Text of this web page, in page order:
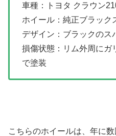
車種：トヨタ クラウン
ホイール：純正ブラック
デザイン：ブラックのス
損傷状態：リム外周にガ
で塗装
こちらのホイールは、年に